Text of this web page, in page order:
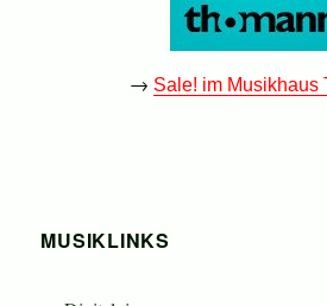
→ Sale! im Musikhaus
MUSIKLINKS